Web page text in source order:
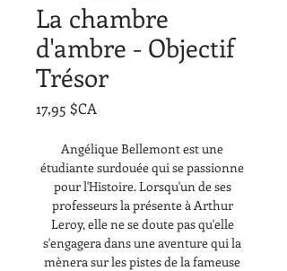
La chambre
d'ambre - Objectif
Trésor
17,95 $CA
Angélique Bellemont est une
étudiante surdouée qui se passionne
pour l'Histoire. Lorsqu'un de ses
professeurs la présente à Arthur
Leroy, elle ne se doute pas qu'elle
s'engagera dans une aventure qui la
mènera sur les pistes de la fameuse